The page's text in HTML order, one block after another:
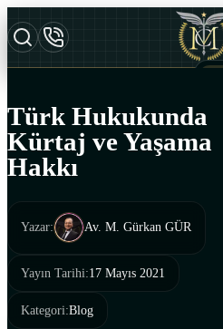
Türk Hukukunda
Kürtaj ve Yaşama
Hakkı
Yazar: Av. M. Gürkan GÜR
Yayın Tarihi:17 Mayıs 2021
Kategori:Blog